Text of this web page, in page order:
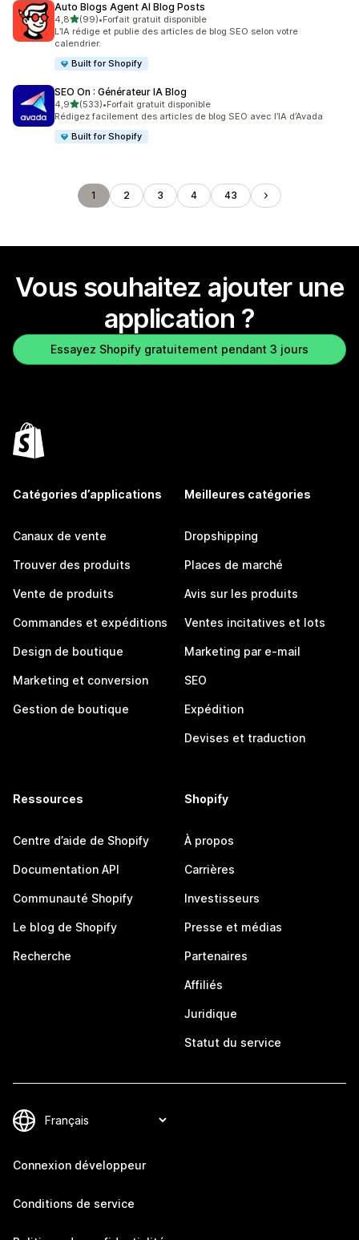
Auto Blogs Agent AI Blog Posts
4,8étoile(s) sur 5
(99)
99 avis au total
•Forfait gratuit disponible
L’IA rédige et publie des articles de blog SEO selon votre
calendrier.
Built for Shopify
SEO On : Générateur IA Blog
4,9étoile(s) sur 5
(533)
533 avis au total
•Forfait gratuit disponible
Rédigez facilement des articles de blog SEO avec l’IA d’Avada
Built for Shopify
1 2 3 4 43
Vous souhaitez ajouter une
application ?
Essayez Shopify gratuitement pendant 3 jours
Catégories d’applications
Canaux de vente
Trouver des produits
Vente de produits
Commandes et expéditions
Design de boutique
Marketing et conversion
Gestion de boutique
Meilleures catégories
Dropshipping
Places de marché
Avis sur les produits
Ventes incitatives et lots
Marketing par e-mail
SEO
Expédition
Devises et traduction
Ressources
Centre d’aide de Shopify
Documentation API
Communauté Shopify
Le blog de Shopify
Recherche
Shopify
À propos
Carrières
Investisseurs
Presse et médias
Partenaires
Affiliés
Juridique
Statut du service
Connexion développeur
Conditions de service